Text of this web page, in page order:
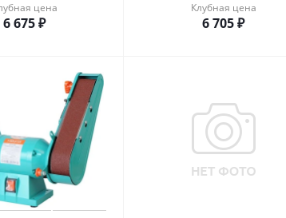
цена
6 675₽
Клубная цена
6 705₽